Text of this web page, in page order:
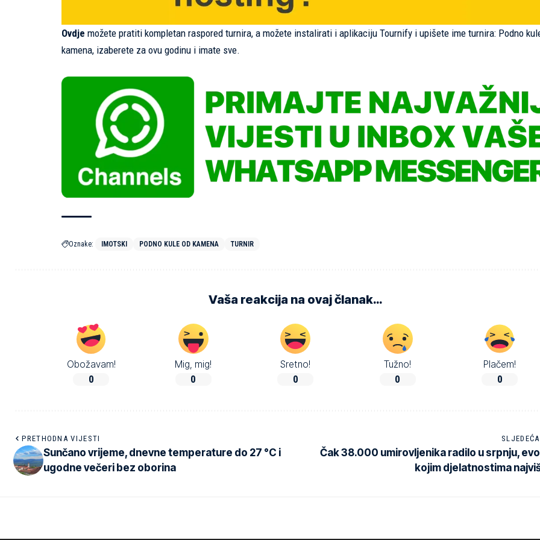
Ovdje možete pratiti kompletan raspored turnira, a možete instalirati i aplikaciju Tournify i upišete ime turnira: Podno
kamena, izaberete za ovu godinu i imate sve.
Oznake: IMOTSKI PODNO KULE OD KAMENA TURNIR
Vaša reakcija na ovaj članak…
Obožavam!
0
Mig, mig!
0
Sretno!
0
Tužno!
0
Plačem!
0
PRETHODNA VIJESTI
Sunčano vrijeme, dnevne temperature do 27 °C i
ugodne večeri bez oborina
Čak 38.000 umirovljenika radilo u srpnju,
kojim djelatnostima